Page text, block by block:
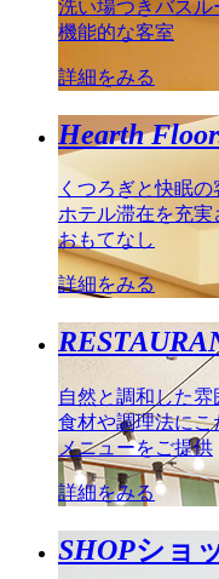
洗い場つきバスル
機能的な客室
詳細をみる
Hearth Floor
くつろぎと快眠の
ホテル滞在を充実
おもてなし
詳細をみる
自然と調和した
食材や調理法にこ
メニューをご提供
詳細をみる
SHOPショ